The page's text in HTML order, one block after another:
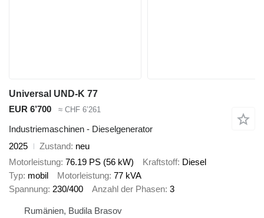
Universal UND-K 77
EUR 6’700
≈ CHF 6’261
Industriemaschinen - Dieselgenerator
2025
Zustand
neu
Motorleistung 76.19 PS (56 kW) Kraftstoff Diesel
Typ mobil Motorleistung 77 kVA
Spannung 230/400 Anzahl der Phasen 3
Rumänien, Budila Brasov